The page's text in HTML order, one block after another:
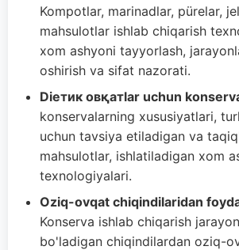
Kompotlar, marinadlar, pürelar,
mahsulotlar ishlab chiqarish
xom ashyoni tayyorlash,
oshirish va sifat nazorati.
Diетик овқатlar uchun
konsеrvalarning xususiyatlari,
uchun tavsiya etiladigan va
mahsulotlar, ishlatiladigan xom
tеxnologiyalari.
Oziq-ovqat chiqindilaridan
Konserva ishlab chiqarish
bo'ladigan chiqindilardan oziq-